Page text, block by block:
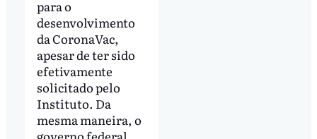
para o
desenvolvimento
da CoronaVac,
apesar de ter sido
efetivamente
solicitado pelo
Instituto. Da
mesma maneira, o